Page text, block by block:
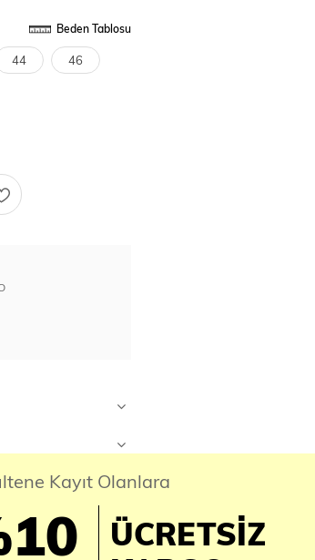
Beden Tablosu
44 46
Kayıt Olanlara
ÜCRETSİZ